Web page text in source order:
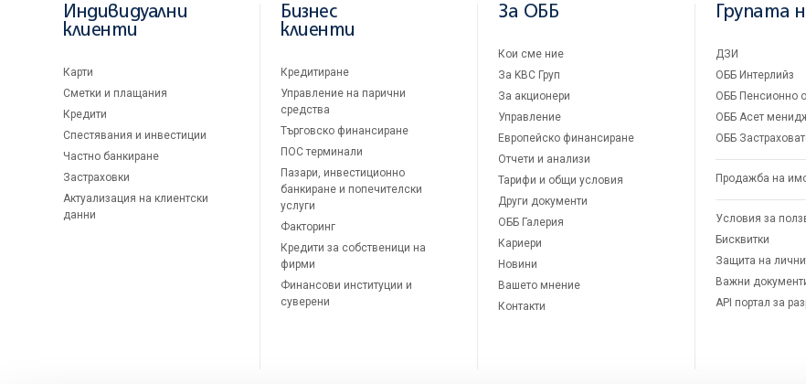
Индивидуални
клиенти
Карти
Сметки и плащания
Кредити
Спестявания и инвестиции
Частно банкиране
Застраховки
Актуализация на клиентски
данни
Бизнес
клиенти
Кредитиране
Управление на парични
средства
Търговско финансиране
ПОС терминали
Пазари, инвестиционно
банкиране и попечителски
услуги
Факторинг
Кредити за собственици на
фирми
Финансови институции и
суверени
За ОББ
Кои сме ние
За KBC Груп
За акционери
Управление
Европейско финансиране
Отчети и анализи
Тарифи и общи условия
Други документи
ОББ Галерия
Кариери
Новини
Вашето мнение
Контакти
Групата
ДЗИ
ОББ Интерлийз
ОББ Пенсионно
ОББ Асет
ОББ
Продажба на
Условия за
Бисквитки
Защита на
Важни
API портал за